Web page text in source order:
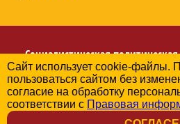
Социалистическая
РОССИЯ
Региональное отделение партии
© 2006-
Политика в отношении
Сайт использует cookie-файлы.
пользоваться сайтом без
согласие на обработку
соответствии с Правовая